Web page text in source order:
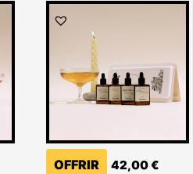
OFFRIR 42,00€